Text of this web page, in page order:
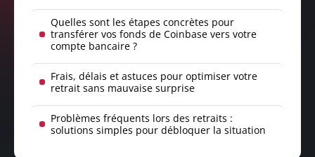
Quelles sont les étapes concrètes pour
transférer vos fonds de Coinbase vers votre
compte bancaire ?
Frais, délais et astuces pour optimiser votre
retrait sans mauvaise surprise
Problèmes fréquents lors des retraits :
solutions simples pour débloquer la situation